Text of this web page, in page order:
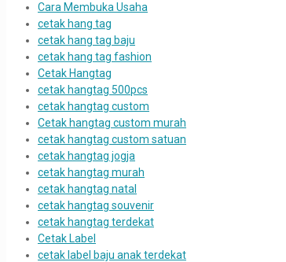
Cara Membuka Usaha
cetak hang tag
cetak hang tag baju
cetak hang tag fashion
Cetak Hangtag
cetak hangtag 500pcs
cetak hangtag custom
Cetak hangtag custom murah
cetak hangtag custom satuan
cetak hangtag jogja
cetak hangtag murah
cetak hangtag natal
cetak hangtag souvenir
cetak hangtag terdekat
Cetak Label
cetak label baju anak terdekat